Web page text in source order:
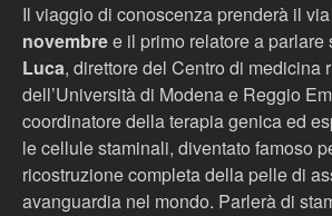
Il viaggio di conoscenza prenderà il via
novembree il primo relatore a parlare
Luca, direttore del Centro di medicina
dell’Università di Modena e Reggio
coordinatore della terapia genica ed
le cellule staminali, diventato famoso
ricostruzione completa della pelle di
avanguardia nel mondo. Parlerà di